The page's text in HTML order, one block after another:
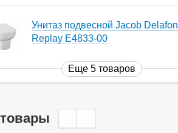
Унитаз подвесной Jacob Delafon
Replay E4833-00
Еще 5 товаров